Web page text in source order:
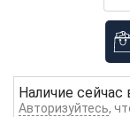
Наличие сейчас
Авторизуйтесь,